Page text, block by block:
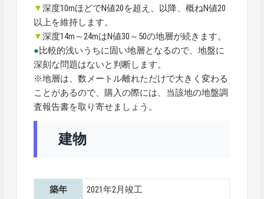
▼深度10mほどでN値20を超え、以降、概ねN値20
以上を維持します。
▼深度14m～24mはN値30～50の地層が続きます。
●比較的浅いうちに固い地層となるので、地盤に
深刻な問題はないと判断します。
※地層は、数メートル離れただけで大きく変わる
ことがあるので、購入の際には、当該地の地盤調
査報告書を取り寄せましょう。
建物
築年 2021年2月竣工